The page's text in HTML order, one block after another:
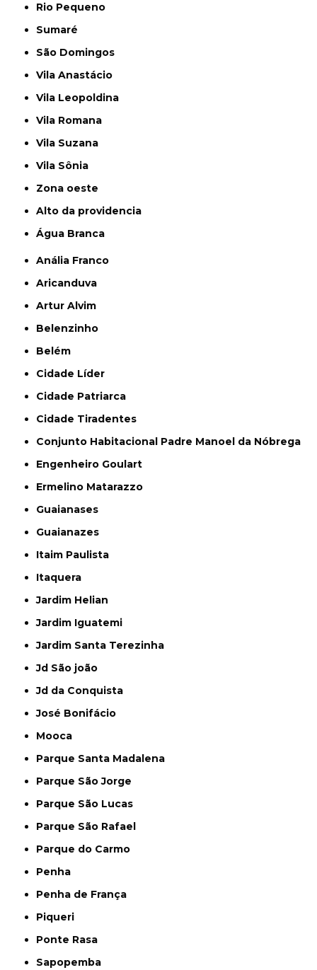
Rio Pequeno
Sumaré
São Domingos
Vila Anastácio
Vila Leopoldina
Vila Romana
Vila Suzana
Vila Sônia
Zona oeste
alto da providencia
Água Branca
Anália Franco
Aricanduva
Artur Alvim
Belenzinho
Belém
Cidade Líder
Cidade Patriarca
Cidade Tiradentes
Conjunto Habitacional Padre Manoel da Nóbrega
Engenheiro Goulart
Ermelino Matarazzo
Guaianases
Guaianazes
Itaim Paulista
Itaquera
Jardim Helian
Jardim Iguatemi
Jardim Santa Terezinha
Jd São joão
Jd da Conquista
José Bonifácio
Mooca
Parque Santa Madalena
Parque São Jorge
Parque São Lucas
Parque São Rafael
Parque do Carmo
Penha
Penha de França
Piqueri
Ponte Rasa
Sapopemba